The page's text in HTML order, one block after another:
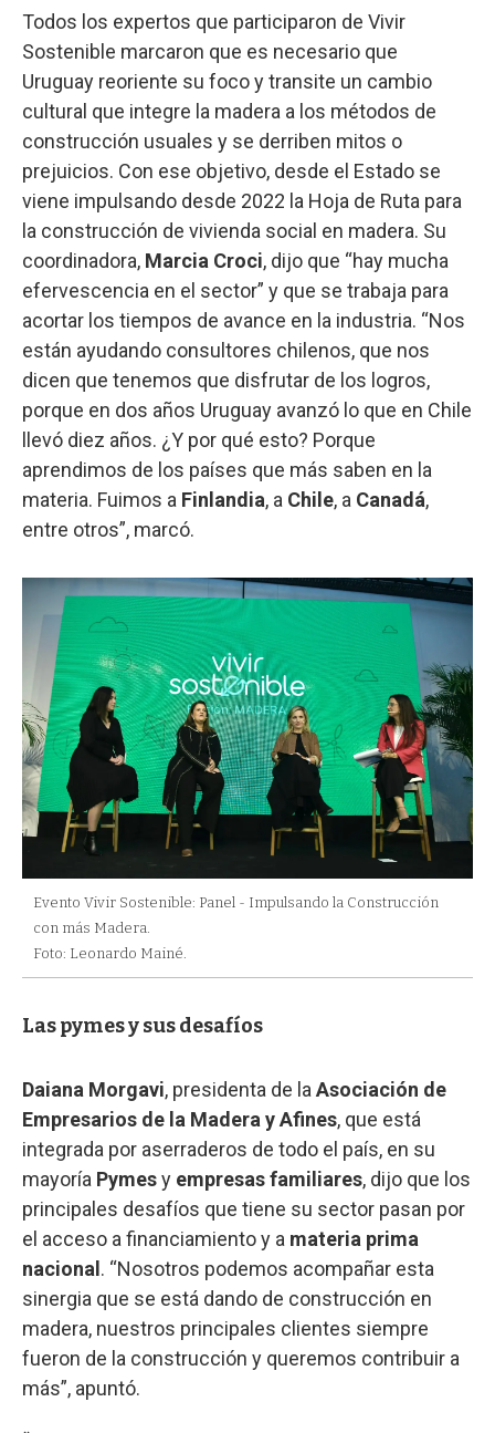
Todos los expertos que participaron de Vivir
Sostenible marcaron que es necesario que
Uruguay reoriente su foco y transite un cambio
cultural que integre la madera a los métodos de
construcción usuales y se derriben mitos o
prejuicios. Con ese objetivo, desde el Estado se
viene impulsando desde 2022 la Hoja de Ruta para
la construcción de vivienda social en madera. Su
coordinadora, Marcia Croci, dijo que “hay mucha
efervescencia en el sector” y que se trabaja para
acortar los tiempos de avance en la industria. “Nos
están ayudando consultores chilenos, que nos
dicen que tenemos que disfrutar de los logros,
porque en dos años Uruguay avanzó lo que en Chile
llevó diez años. ¿Y por qué esto? Porque
aprendimos de los países que más saben en la
materia. Fuimos a Finlandia, a Chile, a Canadá,
entre otros”, marcó.
Evento Vivir Sostenible: Panel - Impulsando la Construcción
con más Madera.
Foto: Leonardo Mainé.
Las pymes y sus desafíos
Daiana Morgavi, presidenta de la Asociación de
Empresarios de la Madera y Afines, que está
integrada por aserraderos de todo el país, en su
mayoría Pymesy empresas familiares, dijo que los
principales desafíos que tiene su sector pasan por
el acceso a financiamiento y a materia prima
nacional . “Nosotros podemos acompañar esta
sinergia que se está dando de construcción en
madera, nuestros principales clientes siempre
fueron de la construcción y queremos contribuir a
más”, apuntó.